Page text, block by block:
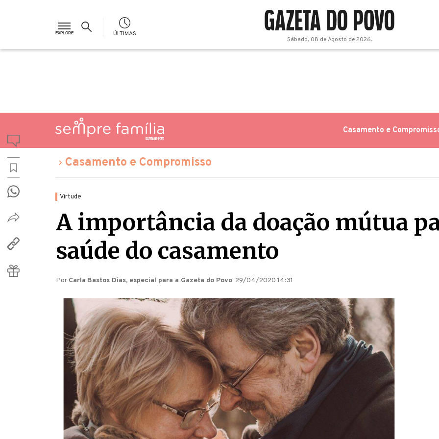
ÚLTIMAS
Sábado, 08 de Agosto de 2026.
Casamento e
Casamento e Compromisso
Virtude
A importância da doação mútua
saúde do casamento
Por Carla Bastos Dias, especial para a Gazeta do Povo 29/04/2020 14:31